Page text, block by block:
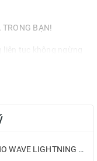
BẠN!
tục không ngừng
là ngọn lửa bên
ra để khơi dậy tinh
đấu?
GIÀY BÓNG CHUYỀN MIZUNO WAVE LIGHTNING NEO 2 - ĐEN VÀNG